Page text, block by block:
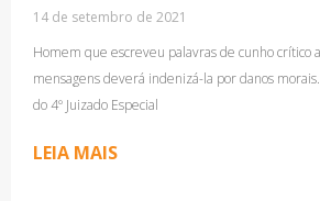
14 de setembro de 2021
Homem que escreveu palavras de cunho crítico
mensagens deverá indenizá-la por danos
do 4º Juizado Especial
LEIA MAIS